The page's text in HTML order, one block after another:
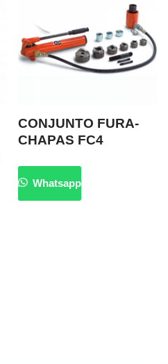
CONJUNTO FURA-
CHAPAS FC4
Whatsapp